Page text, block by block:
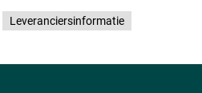
Leveranciersinformatie